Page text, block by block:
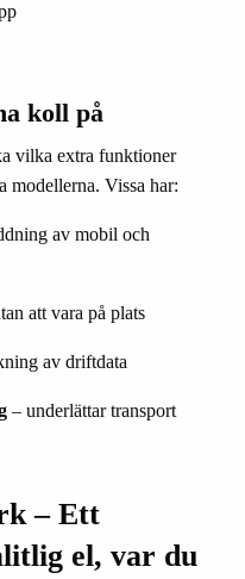
koll på
vilka extra funktioner
modellerna. Vissa har:
av mobil och
att vara på plats
av driftdata
– underlättar transport
– Ett
el, var du